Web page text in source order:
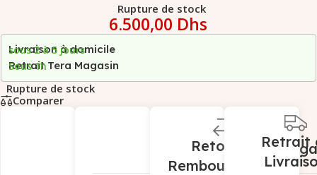
Rupture de stock
6.500,00 Dhs
Livraison à domicile
sous 2 à 5 jours
Retrait Tera Magasin
Sous 1h
Rupture de stock
Comparer
Garantie
Retour et
Remboursement
Retrait